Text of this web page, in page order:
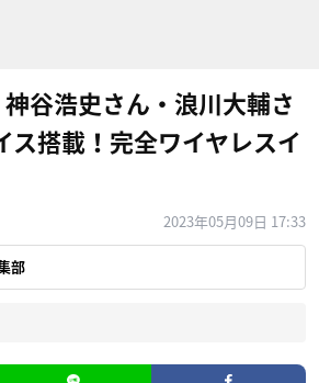
谷浩史さん・浪川大輔さ
ス搭載！完全ワイヤレスイ
2023年05月09日 17:33
部